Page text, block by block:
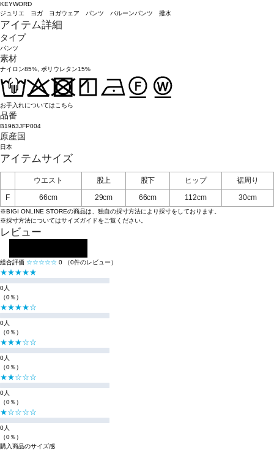
KEYWORD
ジュリエ ヨガ ヨガウェア パンツ バルーンパンツ 撥水
アイテム詳細
タイプ
パンツ
素材
ナイロン85%, ポリウレタン15%
お手入れについてはこちら
品番
B1963JFP004
原産国
日本
アイテムサイズ
ウエスト 股上 股下 ヒップ
裾周り
F
66cm 29cm 66cm 112cm 30cm
※BIGI ONLINE STOREの商品は、独自の採寸方法により採寸をしております。
※採寸方法についてはサイズガイドをご覧ください。
レビュー
総合評価 ☆☆☆☆☆ 0 （0件のレビュー）
★★★★★
0人
（0％）
★★★★☆
0人
（0％）
★★★☆☆
0人
（0％）
★★☆☆☆
0人
（0％）
★☆☆☆☆
0人
（0％）
購入商品のサイズ感